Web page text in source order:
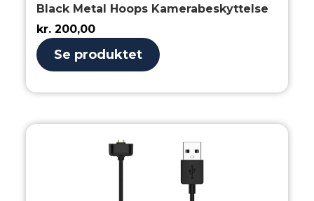
Black Metal Hoops Kamerabeskyttelse
kr. 200,00
Se produktet